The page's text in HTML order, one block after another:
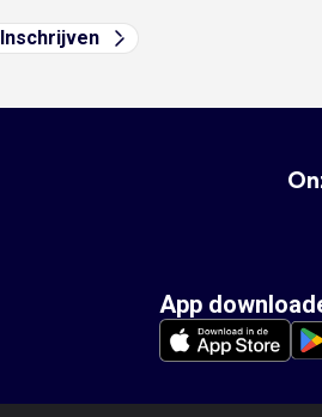
Inschrijven
App